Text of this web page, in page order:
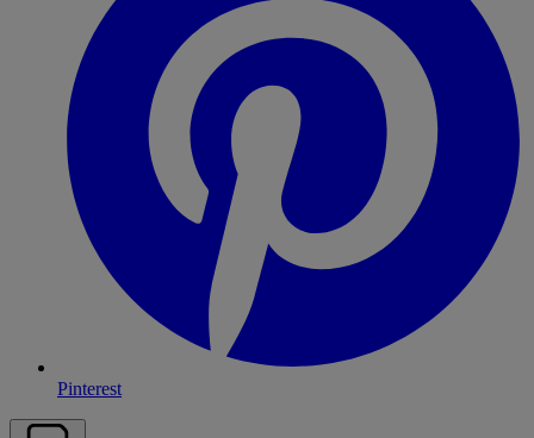
Pinterest